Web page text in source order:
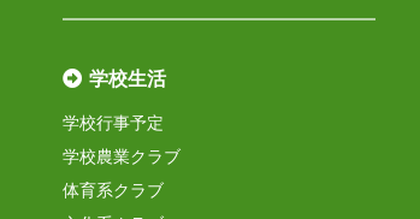
学校生活
学校行事予定
学校農業クラブ
体育系クラブ